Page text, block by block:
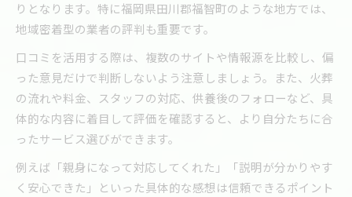
りとなります。特に福岡県田川郡福智町のような地方では、
地域密着型の業者の評判も重要です。
口コミを活用する際は、複数のサイトや情報源を比較し、偏
った意見だけで判断しないよう注意しましょう。また、火葬
の流れや料金、スタッフの対応、供養後のフォローなど、具
体的な内容に着目して評価を確認すると、より自分たちに合
ったサービス選びができます。
例えば「親身になって対応してくれた」「説明が分かりやす
く安心できた」といった具体的な感想は信頼できるポイント